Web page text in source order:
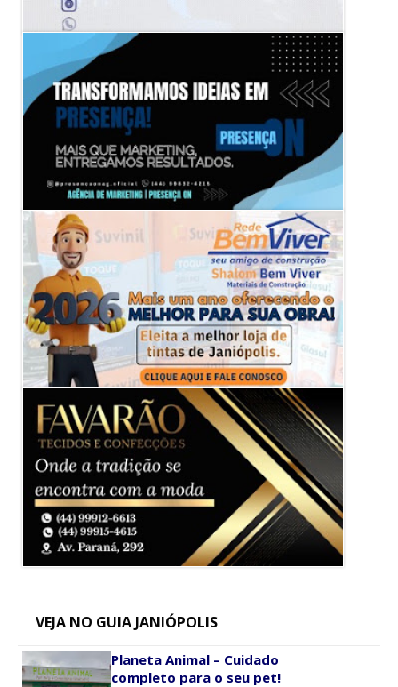
VEJA NO GUIA JANIÓPOLIS
Planeta Animal – Cuidado
completo para o seu pet!